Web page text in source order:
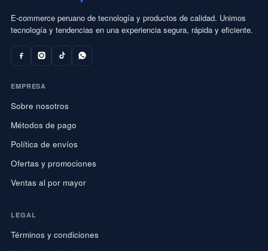
E-commerce peruano de tecnología y productos de calidad. Unimos
tecnología y tendencias en una experiencia segura, rápida y eficiente.
EMPRESA
Sobre nosotros
Métodos de pago
Política de envíos
Ofertas y promociones
Ventas al por mayor
LEGAL
Términos y condiciones